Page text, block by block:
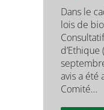
Dans le
lois de
avis a été
Comité...